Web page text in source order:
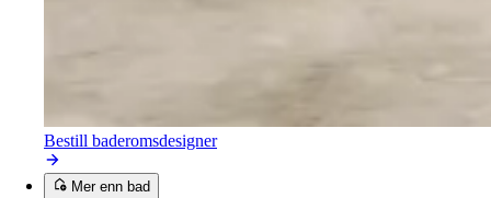
Bestill baderomsdesigner
Mer enn bad